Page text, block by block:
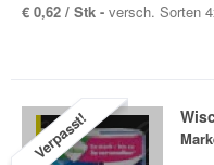
€ 0,62 / Stk - versch. Sorten
Verpasst!